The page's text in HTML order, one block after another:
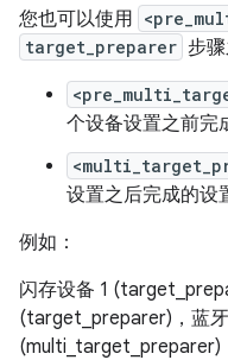
您也可以使用
target_preparer 步骤
个设备设置之前完
设置之后完成的设
例如：
闪存设备 1
(target_preparer)，蓝
(multi_target_preparer)